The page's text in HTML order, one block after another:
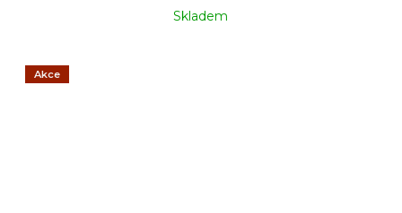
Skladem
Akce